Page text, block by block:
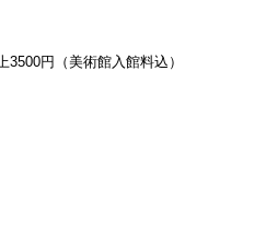
円（美術館入館料込）